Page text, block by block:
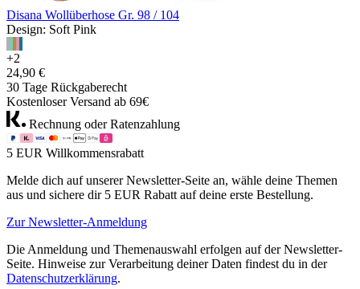
Disana Wollüberhose Gr. 98 / 104
Design: Soft Pink
+2
24,90 €
30 Tage Rückgaberecht
Kostenloser Versand ab 69€
Rechnung oder Ratenzahlung
5 EUR Willkommensrabatt
Melde dich auf unserer Newsletter-Seite an, wähle deine Themen
aus und sichere dir 5 EUR Rabatt auf deine erste Bestellung.
Zur Newsletter-Anmeldung
Die Anmeldung und Themenauswahl erfolgen auf der Newsletter-
Seite. Hinweise zur Verarbeitung deiner Daten findest du in der
Datenschutzerklärung.